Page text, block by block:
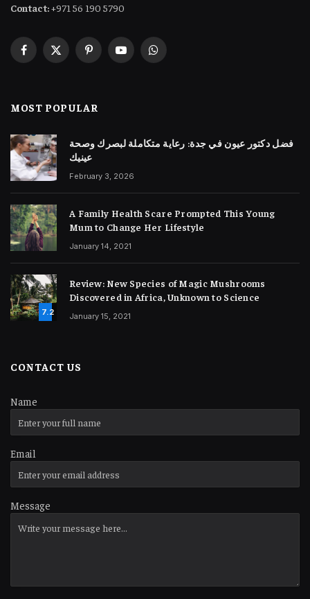
Contact:+971 56 190 5790
Facebook
X
PinterestYouTubeWhatsApp
MOST POPULAR
فضل دكتور عيون في جدة: رعاية متكاملة لبصرك وصحة
عينيك
February 3, 2026
A Family Health Scare Prompted This Young
Mum to Change Her Lifestyle
January 14, 2021
7.2
Review: New Species of Magic Mushrooms
Discovered in Africa, Unknown to Science
January 15, 2021
CONTACT US
Name
Email
Message